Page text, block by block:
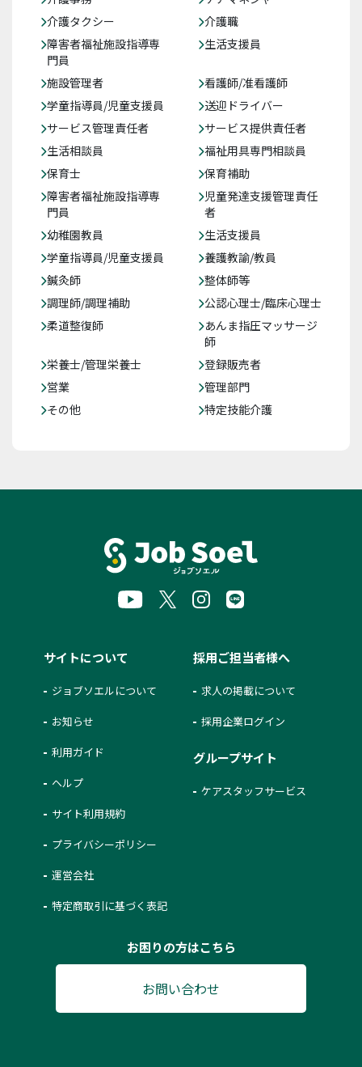
介護タクシー
介護職
障害者福祉施設指導専
門員
生活支援員
施設管理者
看護師/准看護師
学童指導員/児童支援員
送迎ドライバー
サービス管理責任者
サービス提供責任者
生活相談員
福祉用具専門相談員
保育士
保育補助
障害者福祉施設指導専
門員
児童発達支援管理責任
者
幼稚園教員
生活支援員
学童指導員/児童支援員
養護教諭/教員
鍼灸師
整体師等
調理師/調理補助
公認心理士/臨床心理士
柔道整復師
あんま指圧マッサージ
師
栄養士/管理栄養士
登録販売者
営業
管理部門
その他
特定技能介護
サイトについて
ジョブソエルについて
お知らせ
利用ガイド
ヘルプ
サイト利用規約
プライバシーポリシー
運営会社
特定商取引に基づく表記
採用ご担当者様へ
求人の掲載について
採用企業ログイン
グループサイト
ケアスタッフサービス
お困りの方はこちら
お問い合わせ